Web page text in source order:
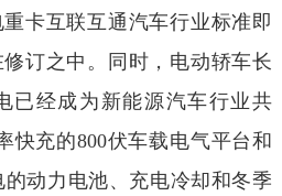
卡互联互通汽车行业标准即
订之中。同时，电动轿车长
已经成为新能源汽车行业共
快充的800伏车载电气平台和
动力电池、充电冷却和冬季